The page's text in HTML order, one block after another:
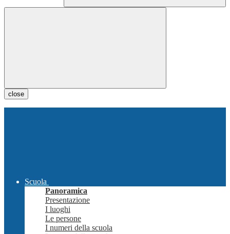
close
Scuola
Panoramica
Presentazione
I luoghi
Le persone
I numeri della scuola